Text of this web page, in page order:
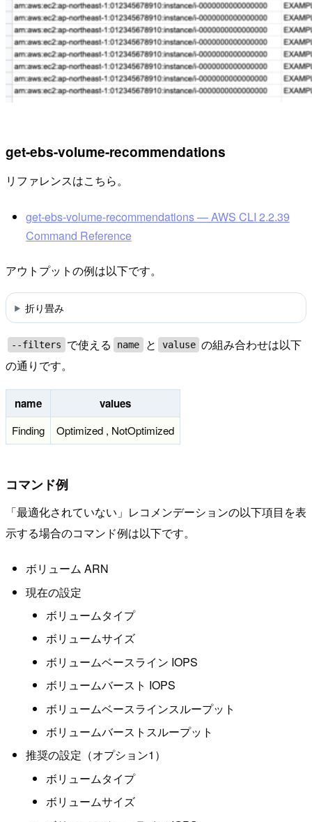
get-ebs-volume-recommendations
リファレンスはこちら。
get-ebs-volume-recommendations — AWS CLI 2.2.39
Command Reference
アウトプットの例は以下です。
折り畳み
--filters で使える name と valuse の組み合わせは以下
の通りです。
name values
Finding Optimized , NotOptimized
コマンド例
「最適化されていない」レコメンデーションの以下項目を表
示する場合のコマンド例は以下です。
ボリューム ARN
現在の設定
ボリュームタイプ
ボリュームサイズ
ボリュームベースライン IOPS
ボリュームバースト IOPS
ボリュームベースラインスループット
ボリュームバーストスループット
推奨の設定（オプション1）
ボリュームタイプ
ボリュームサイズ